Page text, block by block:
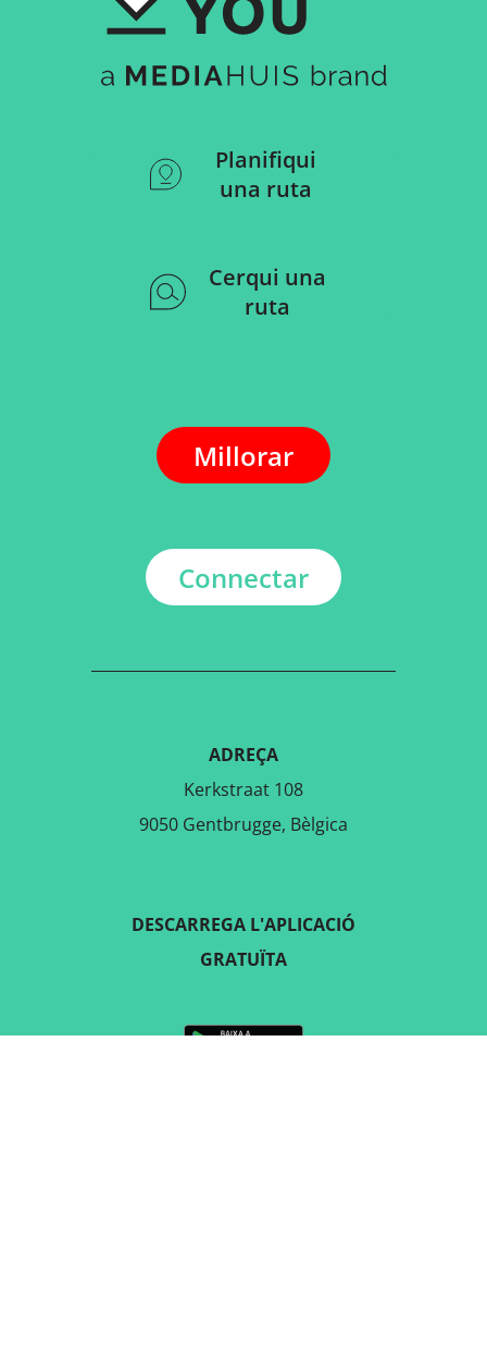
Planifiqui
una ruta
Cerqui una
ruta
Millorar
Connectar
ADREÇA
Kerkstraat 108
9050 Gentbrugge, Bèlgica
DESCARREGA L'APLICACIÓ
GRATUÏTA